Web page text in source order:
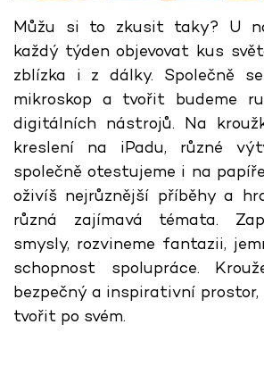
Můžu si to zkusit taky? U
každý týden objevovat kus
zblízka i z dálky. Společně
mikroskop a tvořit budeme
digitálních nástrojů. Na
kreslení na iPadu, různé
společně otestujeme i na
oživíš nejrůznější příběhy a
různá zajímavá témata.
smysly, rozvineme fantazii,
schopnost spolupráce.
bezpečný a inspirativní prostor,
tvořit po svém.